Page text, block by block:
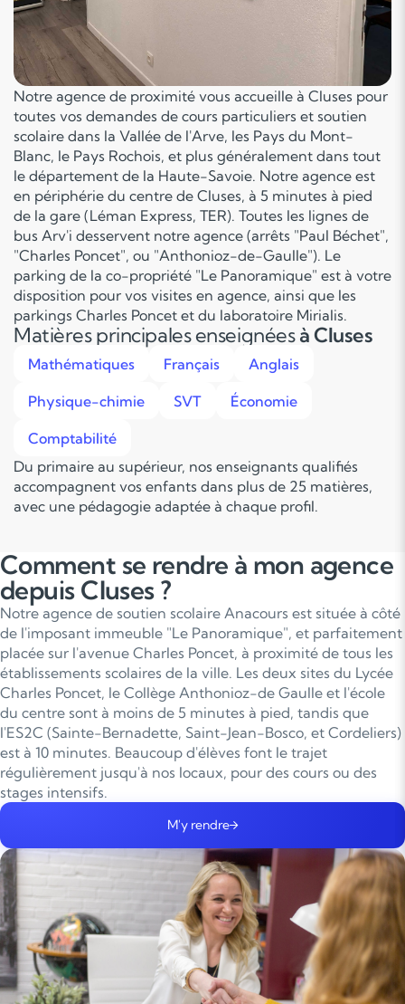
Notre agence de proximité vous accueille à Cluses pour
toutes vos demandes de cours particuliers et soutien
scolaire dans la Vallée de l'Arve, les Pays du Mont-
Blanc, le Pays Rochois, et plus généralement dans tout
le département de la Haute-Savoie. Notre agence est
en périphérie du centre de Cluses, à 5 minutes à pied
de la gare (Léman Express, TER). Toutes les lignes de
bus Arv'i desservent notre agence (arrêts "Paul Béchet",
"Charles Poncet", ou "Anthonioz-de-Gaulle"). Le
parking de la co-propriété "Le Panoramique" est à votre
disposition pour vos visites en agence, ainsi que les
parkings Charles Poncet et du laboratoire Mirialis.
Matières principales enseignéesà Cluses
Mathématiques Français Anglais
Physique-chimie SVT Économie
Comptabilité
Du primaire au supérieur, nos enseignants qualifiés
accompagnent vos enfants dans plus de 25 matières,
avec une pédagogie adaptée à chaque profil.
Comment se rendre à mon agence
depuis Cluses ?
Notre agence de soutien scolaire Anacours est située à côté
de l'imposant immeuble "Le Panoramique", et parfaitement
placée sur l'avenue Charles Poncet, à proximité de tous les
établissements scolaires de la ville. Les deux sites du Lycée
Charles Poncet, le Collège Anthonioz-de Gaulle et l'école
du centre sont à moins de 5 minutes à pied, tandis que
l'ES2C (Sainte-Bernadette, Saint-Jean-Bosco, et Cordeliers)
est à 10 minutes. Beaucoup d'élèves font le trajet
régulièrement jusqu'à nos locaux, pour des cours ou des
stages intensifs.
M'y rendre